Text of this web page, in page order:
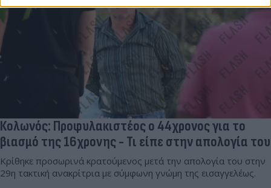
Κολωνός: Προφυλακιστέος ο 44χρονος για το
βιασμό της 16χρονης - Τι είπε στην απολογία του
Κρίθηκε προσωρινά κρατούμενος μετά την απολογία του στην
29η τακτική ανακρίτρια με σύμφωνη γνώμη της εισαγγελέως.